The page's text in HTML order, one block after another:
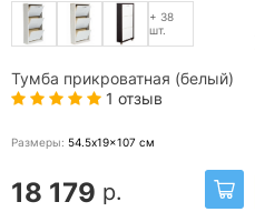
+ 38
шт.
Тумба прикроватная (белый)
1 отзыв
Размеры: 54.5x19x107 см
18 179 р.